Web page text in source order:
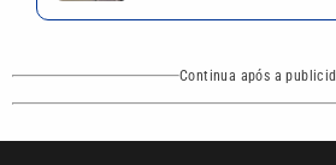
Continua após a